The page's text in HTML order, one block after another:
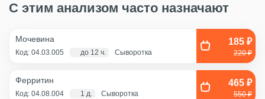
С этим анализом часто назначают
Мочевина
Код: 04.03.005 до 12 ч. Сыворотка
185 ₽
220 ₽
Ферритин
Код: 04.08.004 1 д. Сыворотка
465 ₽
550 ₽